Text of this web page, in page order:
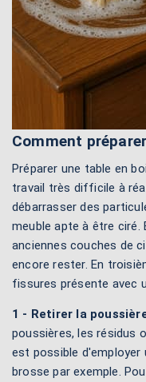
Comment
Préparer une table en
travail très difficile à
débarrasser des
meuble apte à être ciré.
anciennes couches de
encore rester. En
fissures présente avec
1 - Retirer la
poussières, les résidus
est possible d'employer
brosse par exemple.